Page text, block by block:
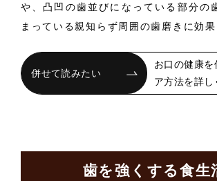
や、凸凹の歯並びになっている部分の
まっている親知らず周囲の歯磨きに効果
お口の健康を
ア方法を詳し
歯を強くする食生